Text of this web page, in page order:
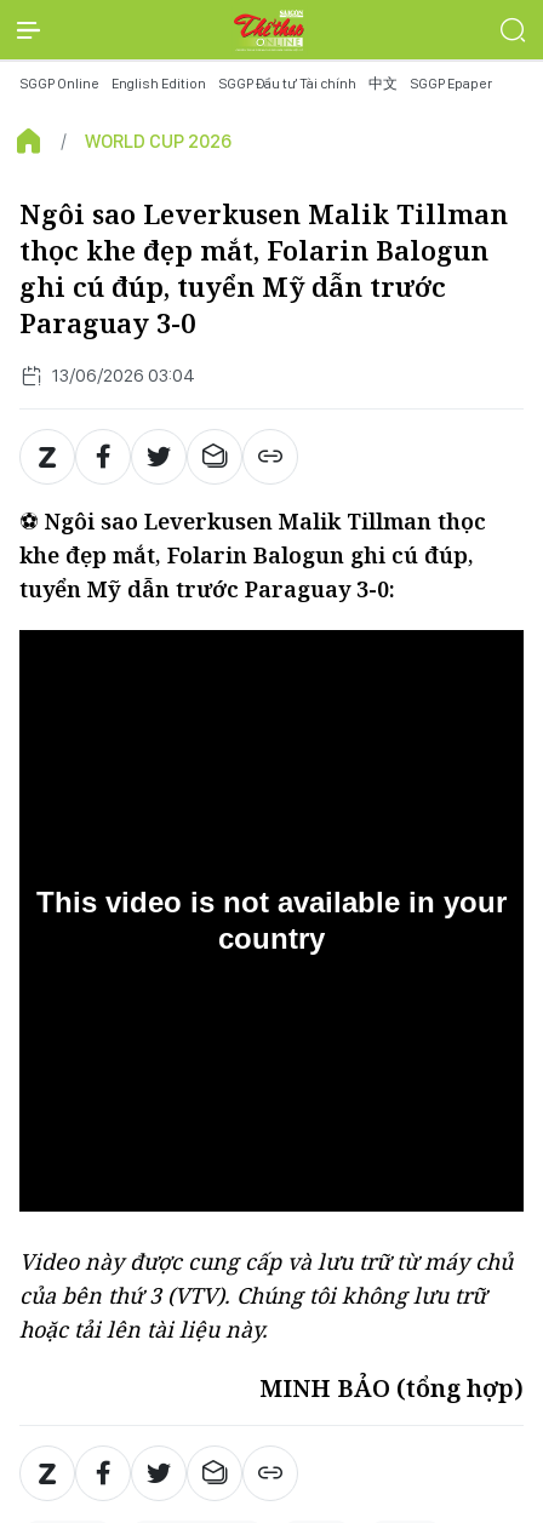
SGGP Online English Edition SGGP Đầu tư Tài chính 中文 SGGP Epaper
WORLD CUP 2026
Ngôi sao Leverkusen Malik Tillman
thọc khe đẹp mắt, Folarin Balogun
ghi cú đúp, tuyển Mỹ dẫn trước
Paraguay 3-0
13/06/2026 03:04
⚽ Ngôi sao Leverkusen Malik Tillman thọc
khe đẹp mắt, Folarin Balogun ghi cú đúp,
tuyển Mỹ dẫn trước Paraguay 3-0:
Video này được cung cấp và lưu trữ từ máy chủ
của bên thứ 3 (VTV). Chúng tôi không lưu trữ
hoặc tải lên tài liệu này.
MINH BẢO (tổng hợp)